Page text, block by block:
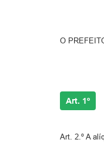
O
Art. 1º
Art. 2.º A